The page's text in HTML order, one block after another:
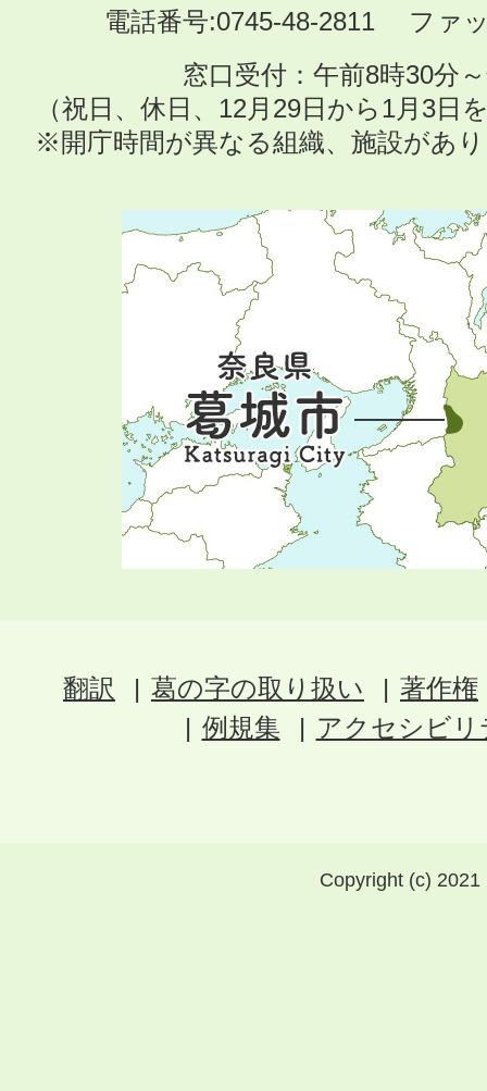
電話番号:0745-48-2811 ファ
窓口受付：午前8時30分
（祝日、休日、12月29日から1月3日
※開庁時間が異なる組織、施設があ
翻訳 葛の字の取り扱い
著作権
例規集
アクセシビ
Copyright (c)